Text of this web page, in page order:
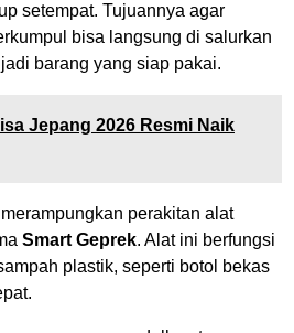
setempat. Tujuannya agar
bisa langsung di salurkan
barang yang siap pakai.
Jepang 2026 Resmi Naik
perakitan alat
Smart Geprek. Alat ini berfungsi
plastik, seperti botol bekas